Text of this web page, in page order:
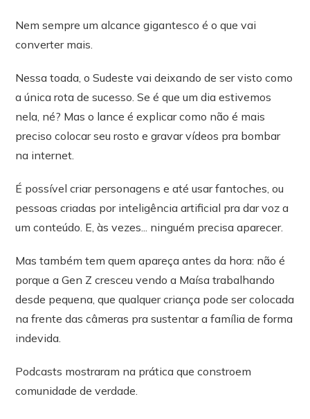
Nem sempre um alcance gigantesco é o que vai
converter mais.
Nessa toada, o Sudeste vai deixando de ser visto como
a única rota de sucesso. Se é que um dia estivemos
nela, né? Mas o lance é explicar como não é mais
preciso colocar seu rosto e gravar vídeos pra bombar
na internet.
É possível criar personagens e até usar fantoches, ou
pessoas criadas por inteligência artificial pra dar voz a
um conteúdo. E, às vezes... ninguém precisa aparecer.
Mas também tem quem apareça antes da hora: não é
porque a Gen Z cresceu vendo a Maísa trabalhando
desde pequena, que qualquer criança pode ser colocada
na frente das câmeras pra sustentar a família de forma
indevida.
Podcasts mostraram na prática que constroem
comunidade de verdade.